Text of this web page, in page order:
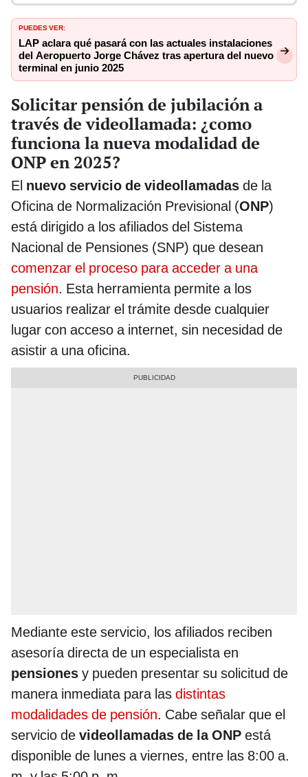
PUEDES VER:
LAP aclara qué pasará con las actuales instalaciones
del Aeropuerto Jorge Chávez tras apertura del nuevo
terminal en junio 2025
Solicitar pensión de jubilación a
través de videollamada: ¿como
funciona la nueva modalidad de
ONP en 2025?
El nuevo servicio de videollamadas de la
Oficina de Normalización Previsional (ONP)
está dirigido a los afiliados del Sistema
Nacional de Pensiones (SNP) que desean
comenzar el proceso para acceder a una
pensión. Esta herramienta permite a los
usuarios realizar el trámite desde cualquier
lugar con acceso a internet, sin necesidad de
asistir a una oficina.
Mediante este servicio, los afiliados reciben
asesoría directa de un especialista en
pensiones y pueden presentar su solicitud de
manera inmediata para las distintas
modalidades de pensión. Cabe señalar que el
servicio de videollamadas de la ONP está
disponible de lunes a viernes, entre las 8:00 a.